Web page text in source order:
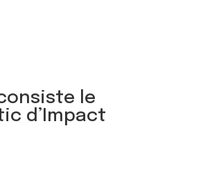
le
d’Impact